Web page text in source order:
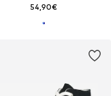
54,90€